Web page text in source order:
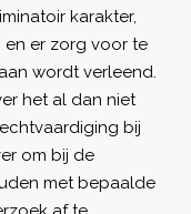
karakter,
en er zorg voor te
wordt verleend.
het al dan niet
bij
om bij de
met bepaalde